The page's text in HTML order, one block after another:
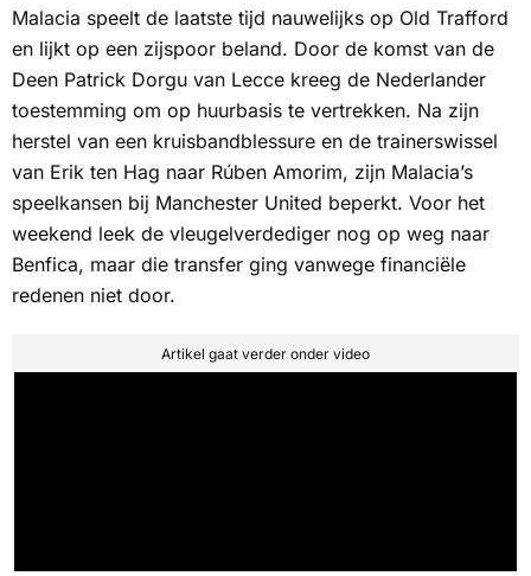
Malacia speelt de laatste tijd nauwelijks op Old Trafford
en lijkt op een zijspoor beland. Door de komst van de
Deen Patrick Dorgu van Lecce kreeg de Nederlander
toestemming om op huurbasis te vertrekken. Na zijn
herstel van een kruisbandblessure en de trainerswissel
van Erik ten Hag naar Rúben Amorim, zijn Malacia’s
speelkansen bij Manchester United beperkt. Voor het
weekend leek de vleugelverdediger nog op weg naar
Benfica, maar die transfer ging vanwege financiële
redenen niet door.
Artikel gaat verder onder video